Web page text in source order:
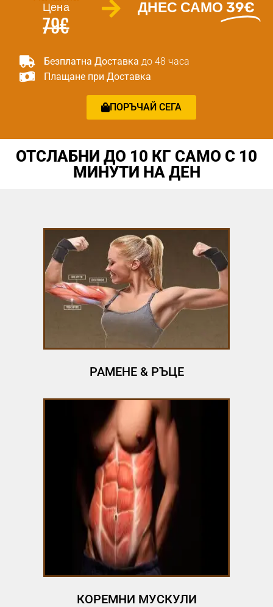
Цена
79€
ДНЕС САМО 39€
Безплатна Доставка до 48 часа
Плащане при Доставка
ПОРЪЧАЙ СЕГА
ОТСЛАБНИ ДО 10 КГ САМО С 10
МИНУТИ НА ДЕН
РАМЕНЕ & РЪЦЕ
КОРЕМНИ МУСКУЛИ